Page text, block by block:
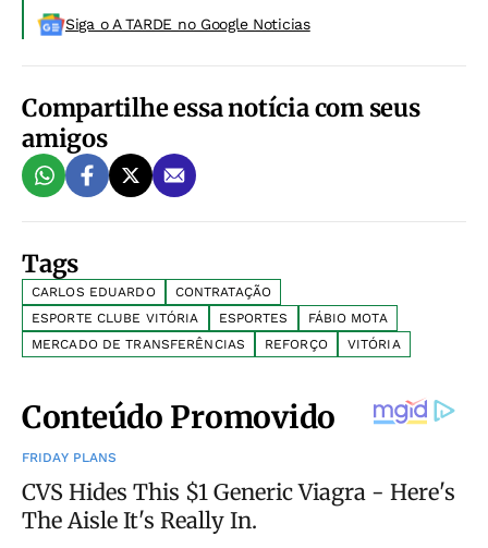
Siga o A TARDE no Google Noticias
Compartilhe essa notícia com seus
amigos
Tags
CARLOS EDUARDO
CONTRATAÇÃO
ESPORTE CLUBE VITÓRIA
ESPORTES
FÁBIO MOTA
MERCADO DE TRANSFERÊNCIAS
REFORÇO VITÓRIA